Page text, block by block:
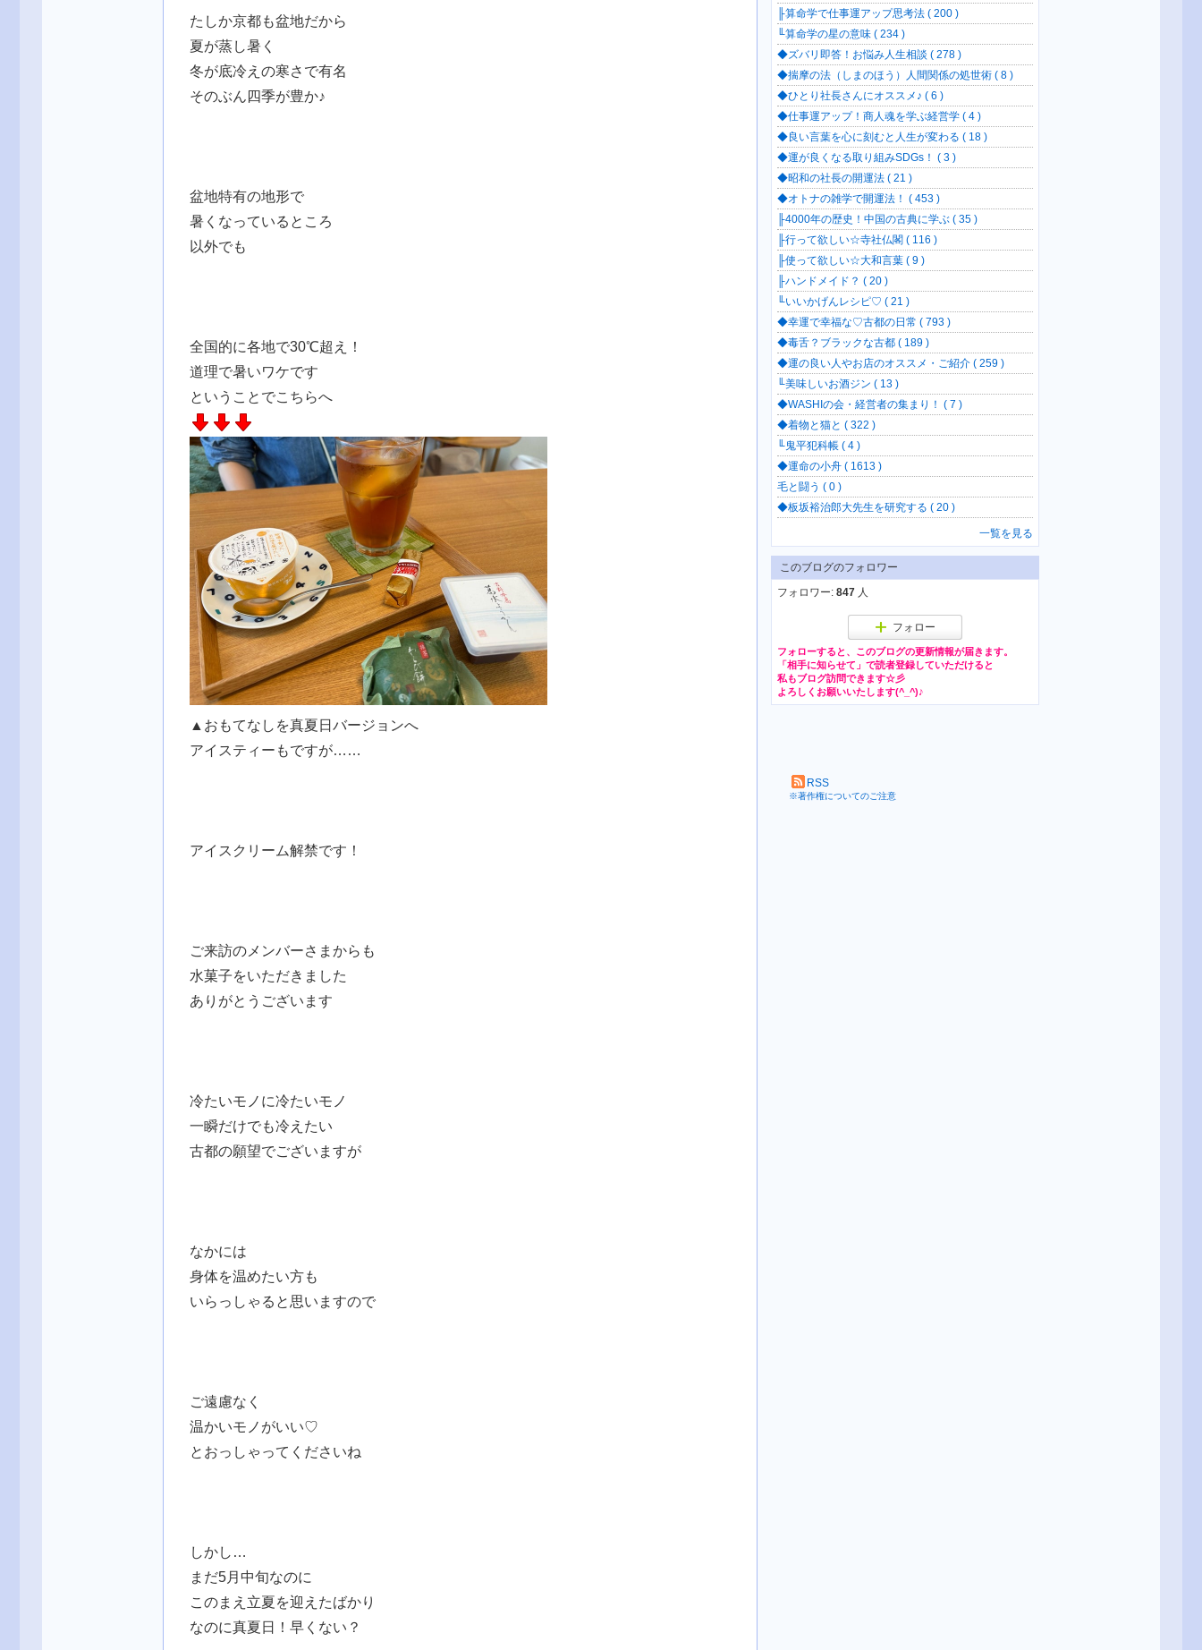
たしか京都も盆地だから
夏が蒸し暑く
冬が底冷えの寒さで有名
そのぶん四季が豊か♪
盆地特有の地形で
暑くなっているところ
以外でも
全国的に各地で30℃超え！
道理で暑いワケです
ということでこちらへ
▲おもてなしを真夏日バージョンへ
アイスティーもですが……
アイスクリーム解禁です！
ご来訪のメンバーさまからも
水菓子をいただきました
ありがとうございます
冷たいモノに冷たいモノ
一瞬だけでも冷えたい
古都の願望でございますが
なかには
身体を温めたい方も
いらっしゃると思いますので
ご遠慮なく
温かいモノがいい♡
とおっしゃってくださいね
しかし…
まだ5月中旬なのに
このまえ立夏を迎えたばかり
なのに真夏日！早くない？
╟算命学で仕事運アップ思考法 ( 200 )
╙算命学の星の意味 ( 234 )
◆ズバリ即答！お悩み人生相談 ( 278 )
◆揣摩の法（しまのほう）人間関係の処世術 ( 8 )
◆ひとり社長さんにオススメ♪ ( 6 )
◆仕事運アップ！商人魂を学ぶ経営学 ( 4 )
◆良い言葉を心に刻むと人生が変わる ( 18 )
◆運が良くなる取り組みSDGs！ ( 3 )
◆昭和の社長の開運法 ( 21 )
◆オトナの雑学で開運法！ ( 453 )
╟4000年の歴史！中国の古典に学ぶ ( 35 )
╟行って欲しい☆寺社仏閣 ( 116 )
╟使って欲しい☆大和言葉 ( 9 )
╟ハンドメイド？ ( 20 )
╙いいかげんレシピ♡ ( 21 )
◆幸運で幸福な♡古都の日常 ( 793 )
◆毒舌？ブラックな古都 ( 189 )
◆運の良い人やお店のオススメ・ご紹介 ( 259 )
╙美味しいお酒ジン ( 13 )
◆WASHIの会・経営者の集まり！ ( 7 )
◆着物と猫と ( 322 )
╙鬼平犯科帳 ( 4 )
◆運命の小舟 ( 1613 )
毛と闘う ( 0 )
◆板坂裕治郎大先生を研究する ( 20 )
一覧を見る
このブログのフォロワー
フォロワー: 847 人
フォロー
フォローすると、このブログの更新情報が届きます。
RSS
※著作権についてのご注意